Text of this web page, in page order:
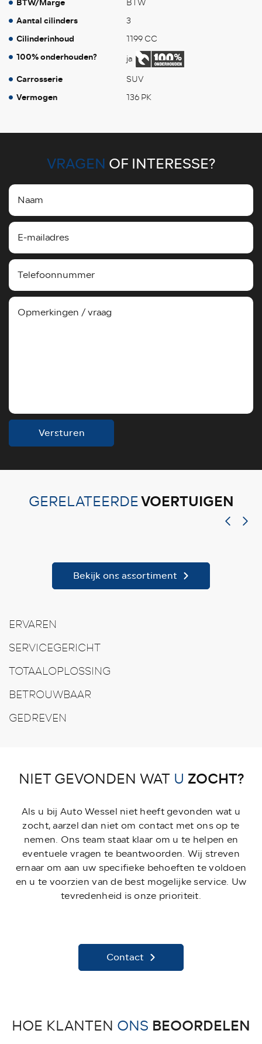
Aantal cilinders 3
Cilinderinhoud 1199 CC
100% onderhouden? ja
Carrosserie SUV
Vermogen 136 PK
VRAGEN OF INTERESSE?
Versturen
GERELATEERDEVOERTUIGEN
Bekijk ons assortiment
ERVAREN
SERVICEGERICHT
TOTAALOPLOSSING
BETROUWBAAR
GEDREVEN
NIET GEVONDEN WAT U ZOCHT?
Als u bij Auto Wessel niet heeft gevonden wat u
zocht, aarzel dan niet om contact met ons op te
nemen. Ons team staat klaar om u te helpen en
eventuele vragen te beantwoorden. Wij streven
ernaar om aan uw specifieke behoeften te voldoen
en u te voorzien van de best mogelijke service. Uw
tevredenheid is onze prioriteit.
Contact
HOE KLANTEN ONS BEOORDELEN